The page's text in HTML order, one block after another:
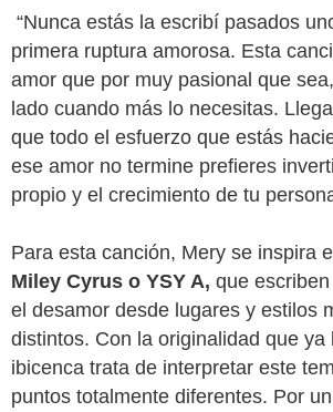
“Nunca estás la escribí pasados
primera ruptura amorosa. Esta
amor que por muy pasional que
lado cuando más lo necesitas.
que todo el esfuerzo que estás
ese amor no termine prefieres
propio y el crecimiento de tu
Miley Cyrus o YSY A, que
el desamor desde lugares y estilos
distintos. Con la originalidad que ya
ibicenca trata de interpretar este
puntos totalmente diferentes. Por